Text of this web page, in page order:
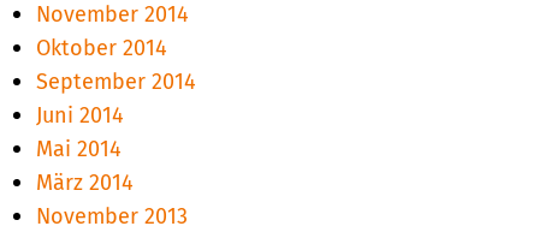
November 2014
Oktober 2014
September 2014
Juni 2014
Mai 2014
März 2014
November 2013